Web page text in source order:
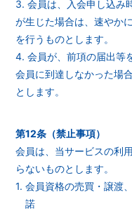
3. 会員は、入会申し込み
が生じた場合は、速やか
を行うものとします。
4. 会員が、前項の届出等
会員に到達しなかった場
とします。
第12条（禁止事項）
会員は、当サービスの利
らないものとします。
1. 会員資格の売買・譲渡
諾